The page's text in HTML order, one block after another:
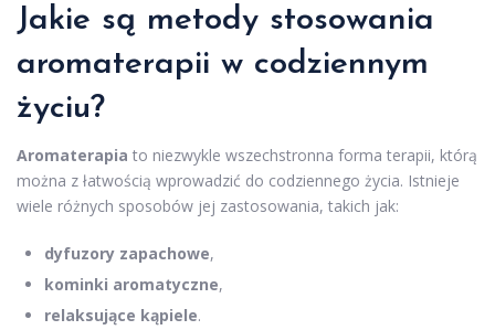
Jakie są metody stosowania
aromaterapii w codziennym
życiu?
Aromaterapia to niezwykle wszechstronna forma terapii, którą
można z łatwością wprowadzić do codziennego życia. Istnieje
wiele różnych sposobów jej zastosowania, takich jak:
dyfuzory zapachowe,
kominki aromatyczne,
relaksujące kąpiele.